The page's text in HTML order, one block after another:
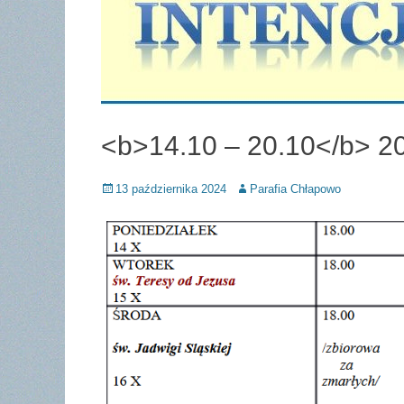
<b>14.10 – 20.10</b>
Posted
13 października 2024 Author
Parafia Chłapowo